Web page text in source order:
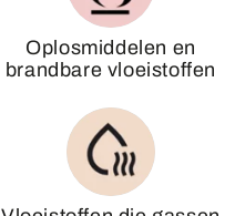
Oplosmiddelen en
brandbare vloeistoffen